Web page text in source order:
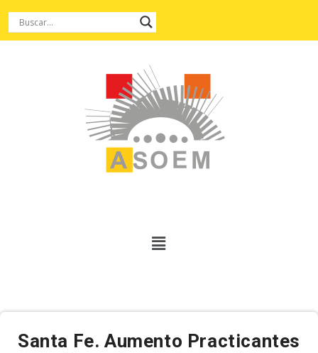
Santa Fe. Aumento Practicantes